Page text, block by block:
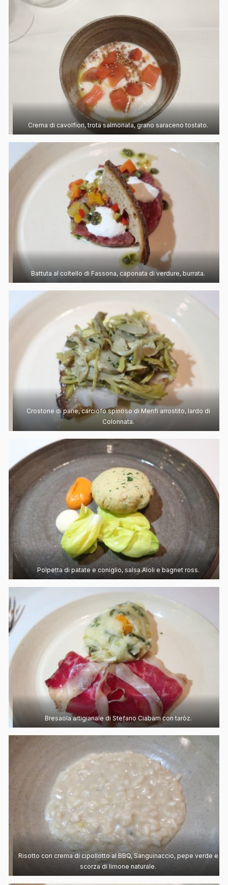
Crema di cavolfiori, trota salmonata, grano saraceno tostato.
Battuta al coltello di Fassona, caponata di verdure, burrata.
Crostone di pane, carciofo spinoso di Menfi arrostito, lardo di
Colonnata.
Polpetta di patate e coniglio, salsa Aioli e bagnet ross.
Bresaola artigianale di Stefano Ciabarri con taròz.
Risotto con crema di cipollotto al BBQ, Sanguinaccio, pepe verde e
scorza di limone naturale.